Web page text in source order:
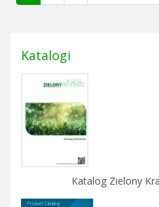
Katalogi
Katalog Zielony